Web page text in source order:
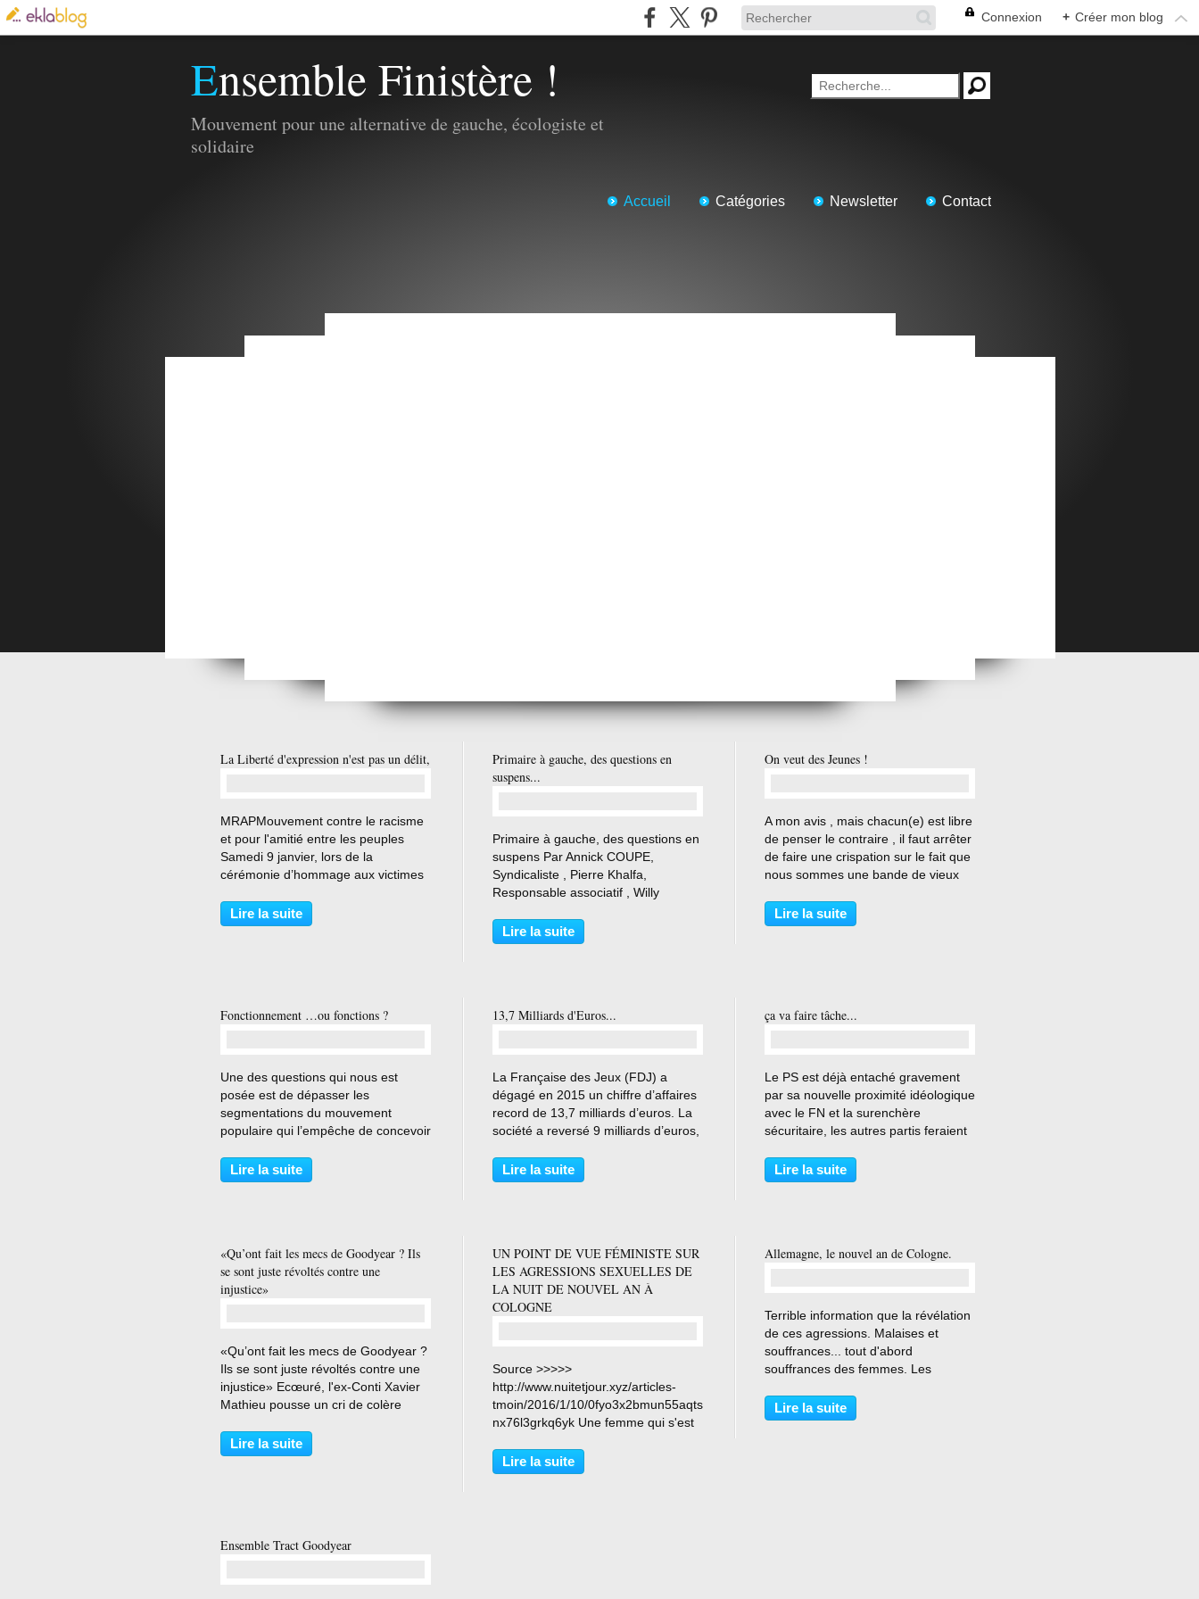
Connexion + Créer mon blog
Ensemble Finistère !
Mouvement pour une alternative de gauche, écologiste et
solidaire
Accueil Catégories Newsletter Contact
Lundi 23 Juin 2025 Clap de Fin !
Lundi 23 Juin 2025 Clap de Fin !
Dimanche 22 Juin 2025
La Liberté d'expression n'est pas un délit,
MRAPMouvement contre le racisme
et pour l'amitié entre les peuples
Samedi 9 janvier, lors de la
cérémonie d’hommage aux victimes
CRIF, Manuel Valls a délibérément
assimilé la critique de l’État d’Israël à
Lire la suite
Primaire à gauche, des questions en
suspens...
Primaire à gauche, des questions en
suspens Par Annick COUPE,
Syndicaliste , Pierre Khalfa,
Responsable associatif , Willy
Aurélie Trouvé, Responsable
associatif 13 janvier 2016 Si
Lire la suite
On veut des Jeunes !
A mon avis , mais chacun(e) est libre
de penser le contraire , il faut arrêter
de faire une crispation sur le fait que
nous sommes une bande de vieux
en Finistère ( comme sans doute
dans beaucoup d'endroits en
Lire la suite
Fonctionnement …ou fonctions ?
Une des questions qui nous est
posée est de dépasser les
segmentations du mouvement
populaire qui l’empêche de concevoir
les grands acquis que nous
défendons ont été arrachés non
Lire la suite
13,7 Milliards d'Euros...
La Française des Jeux (FDJ) a
dégagé en 2015 un chiffre d’affaires
record de 13,7 milliards d’euros. La
société a reversé 9 milliards d’euros,
L’Etat, qui détient 72% de la FDJ, a
reçu 3,1 milliards d’euros et les
Lire la suite
ça va faire tâche...
Le PS est déjà entaché gravement
par sa nouvelle proximité idéologique
avec le FN et la surenchère
sécuritaire, les autres partis feraient
gens-là. LB...
Lire la suite
«Qu’ont fait les mecs de Goodyear ? Ils
se sont juste révoltés contre une
injustice»
«Qu’ont fait les mecs de Goodyear ?
Ils se sont juste révoltés contre une
injustice» Ecœuré, l'ex-Conti Xavier
Mathieu pousse un cri de colère
salariés de Goodyear à de la prison
ferme pour séquestration, en 2014,
Lire la suite
UN POINT DE VUE FÉMINISTE SUR
LES AGRESSIONS SEXUELLES DE
LA NUIT DE NOUVEL AN À
COLOGNE
Source >>>>>
http://www.nuitetjour.xyz/articles-
tmoin/2016/1/10/0fyo3x2bmun55aqts
nx76l3grkq6yk Une femme qui s'est
Kölner Express qu'elle a subi des
attouchements partout: "... même si
Lire la suite
Allemagne, le nouvel an de Cologne.
Terrible information que la révélation
de ces agressions. Malaises et
souffrances... tout d'abord
souffrances des femmes. Les
agressées. Les femmes de partout
qui vivent en leur chair l'outrage faite
Lire la suite
Ensemble Tract Goodyear